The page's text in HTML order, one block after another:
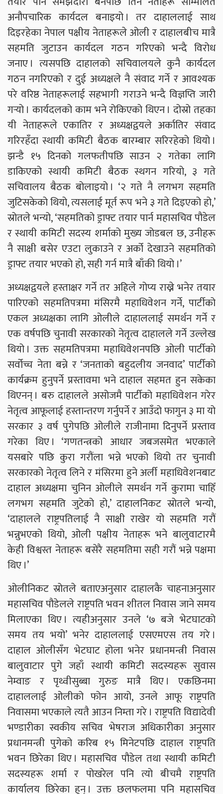
अनौपचारिक कार्यदल बनाइयो । तर दाहाललाई साथ
दिइरहेका नेपाल पक्षीय नेताहरूले ओली र दाहालबीच मात्रै
सहमति जुटाउन कार्यदल गठन गरिएको भन्दै विरोध
जनाए । त्यसपछि दाहालको सचिवालयले कुनै कार्यदल
गठन नगरिएको र दुई अध्यक्षले नै संवाद गर्ने र आवश्यक
परे वरिष्ठ नेताहरूलाई सहभागी गराउने भन्दै विज्ञप्ति जारी
गर्‍यो । कार्यदलको काम भने रोकिएको थिएन । दोस्रो तहका
यी नेताहरूले एकातिर र अध्यक्षद्वयले अर्कातिर संवाद
गरिरहँदा स्थायी कमिटी बैठक बारम्बार सरिरहेको थियो ।
झन्डै १५ दिनको गलफतीपछि साउन २ गतेका लागि
डाकिएको स्थायी कमिटी बैठक स्थगन गरियो, ३ गते
सचिवालय बैठक बोलाइयो । ‘२ गते नै लगभग सहमति
जुटिसकेको थियो, त्यसलाई मूर्त रूप भने ३ गते दिइएको हो,’
स्रोतले भन्यो, ‘सहमतिको ड्राफ्ट तयार पार्न महासचिव पौडेल
र स्थायी कमिटी सदस्य शर्माको मुख्य जोडबल छ, उनीहरू
नै साक्षी बसेर एउटा लुकाउने र अर्को देखाउने सहमतिको
ड्राफ्ट तयार भएको हो, सही गर्न मात्रै बाँकी थियो ।’
अध्यक्षद्वयले हस्ताक्षर गर्ने तर अहिले गोप्य राख्ने भनेर तयार
पारिएको सहमतिपत्रमा मंसिरमै महाधिवेशन गर्ने, पार्टीको
एकल अध्यक्षका लागि ओलीले दाहाललाई समर्थन गर्ने र
एक वर्षपछि चुनावी सरकारको नेतृत्व दाहालले गर्ने उल्लेख
थियो । उक्त सहमतिपत्रमा महाधिवेशनपछि ओली पार्टीको
सर्वोच्च नेता बन्ने र ‘जनताको बहुदलीय जनवाद’ पार्टीको
कार्यक्रम हुनुपर्ने प्रस्तावमा भने दाहाल सहमत हुन सकेका
थिएनन् । बरु दाहालले असोजमै पार्टीको महाधिवेशन गरेर
नेतृत्व आफूलाई हस्तान्तरण गर्नुपर्ने र आउँदो फागुन ३ मा यो
सरकार ३ वर्ष पुगेपछि ओलीले राजीनामा दिनुपर्ने प्रस्ताव
गरेका थिए । ‘गणतन्त्रको आधार जबजसमेत भएकाले
यसबारे पछि कुरा गरौंला भन्ने भएको थियो तर चुनावी
सरकारको नेतृत्व लिने र मंसिरमा हुने अर्ली महाधिवेशनबाट
दाहाल अध्यक्षमा चुनिन ओलीले समर्थन गर्ने कुरामा चाहिँ
लगभग सहमति जुटेको हो,’ दाहालनिकट स्रोतले भन्यो,
‘दाहालले राष्ट्रपतिलाई नै साक्षी राखेर यो सहमति गरौं
भन्नुभएको थियो, ओली पक्षीय नेताहरू भने बालुवाटारमै
केही विश्वस्त नेताहरू बसेरै सहमतिमा सही गरौं भन्ने पक्षमा
थिए ।’
ओलीनिकट स्रोतले बताएअनुसार दाहालकै चाहनाअनुसार
महासचिव पौडेलले राष्ट्रपति भवन शीतल निवास जाने समय
मिलाएका थिए । त्यहीअनुसार उनले ‘७ बजे भेटघाटको
समय तय भयो’ भनेर दाहाललाई एसएमएस तय गरे ।
दाहाल ओलीसँग भेटघाट होला भनेर प्रधानमन्त्री निवास
बालुवाटार पुगे जहाँ स्थायी कमिटी सदस्यहरू सुवास
नेम्वाङ र पृथ्वीसुब्बा गुरुङ मात्रै थिए । एकछिनमा
दाहाललाई ओलीको फोन आयो, उनले आफू राष्ट्रपति
निवासमा भएकाले त्यतै आउन निम्ता गरे । राष्ट्रपति विद्यादेवी
भण्डारीका स्वकीय सचिव भेषराज अधिकारीका अनुसार
प्रधानमन्त्री पुगेको करिब १५ मिनेटपछि दाहाल राष्ट्रपति
भवन छिरेका थिए । महासचिव पौडेल तथा स्थायी कमिटी
सदस्यहरू शर्मा र पोखरेल पनि त्यो बीचमै राष्ट्रपति
कार्यालय छिरेका हुन् । उक्त छलफलमा पनि महासचिव